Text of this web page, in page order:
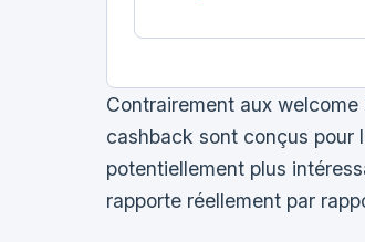
Contrairement aux
cashback sont conçus pour
potentiellement plus
rapporte réellement par